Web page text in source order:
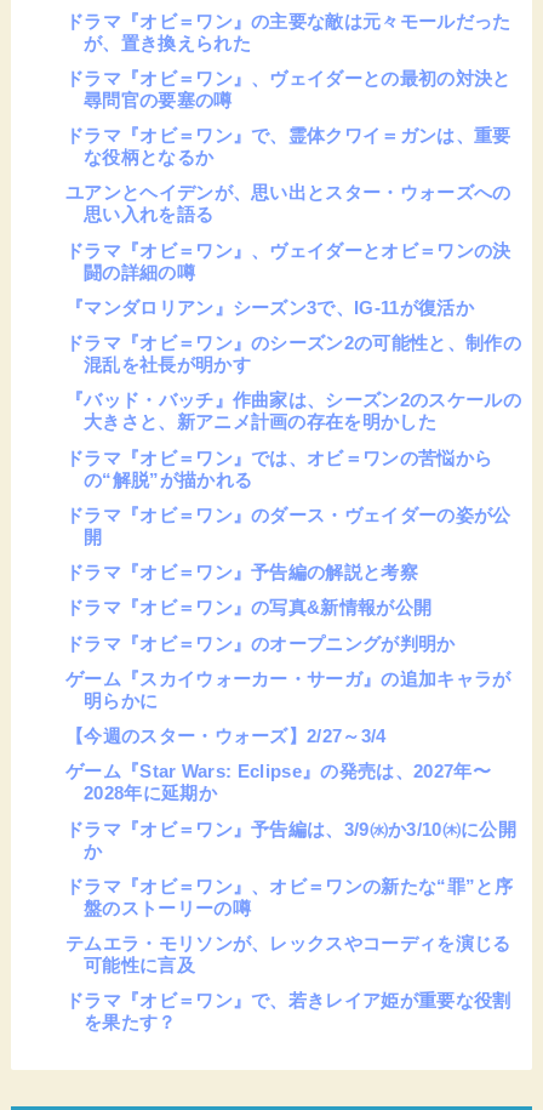
ドラマ『オビ＝ワン』の主要な敵は元々モールだった
が、置き換えられた
ドラマ『オビ＝ワン』、ヴェイダーとの最初の対決と
尋問官の要塞の噂
ドラマ『オビ＝ワン』で、霊体クワイ＝ガンは、重要
な役柄となるか
ユアンとヘイデンが、思い出とスター・ウォーズへの
思い入れを語る
ドラマ『オビ＝ワン』、ヴェイダーとオビ＝ワンの決
闘の詳細の噂
『マンダロリアン』シーズン3で、IG-11が復活か
ドラマ『オビ＝ワン』のシーズン2の可能性と、制作の
混乱を社長が明かす
『バッド・バッチ』作曲家は、シーズン2のスケールの
大きさと、新アニメ計画の存在を明かした
ドラマ『オビ＝ワン』では、オビ＝ワンの苦悩から
の“解脱”が描かれる
ドラマ『オビ＝ワン』のダース・ヴェイダーの姿が公
開
ドラマ『オビ＝ワン』予告編の解説と考察
ドラマ『オビ＝ワン』の写真&新情報が公開
ドラマ『オビ＝ワン』のオープニングが判明か
ゲーム『スカイウォーカー・サーガ』の追加キャラが
明らかに
【今週のスター・ウォーズ】2/27～3/4
ゲーム『Star Wars: Eclipse』の発売は、2027年〜
2028年に延期か
ドラマ『オビ＝ワン』予告編は、3/9㈬か3/10㈭に公開
か
ドラマ『オビ＝ワン』、オビ＝ワンの新たな“罪”と序
盤のストーリーの噂
テムエラ・モリソンが、レックスやコーディを演じる
可能性に言及
ドラマ『オビ＝ワン』で、若きレイア姫が重要な役割
を果たす？